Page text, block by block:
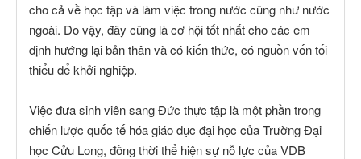
cho cả về học tập và làm việc trong nước cũng như nước
ngoài. Do vậy, đây cũng là cơ hội tốt nhất cho các em
định hướng lại bản thân và có kiến thức, có nguồn vốn tối
thiểu để khởi nghiệp.
Việc đưa sinh viên sang Đức thực tập là một phần trong
chiến lược quốc tế hóa giáo dục đại học của Trường Đại
học Cửu Long, đồng thời thể hiện sự nỗ lực của VDB